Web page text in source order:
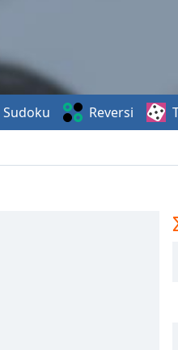
Sudoku Reversi